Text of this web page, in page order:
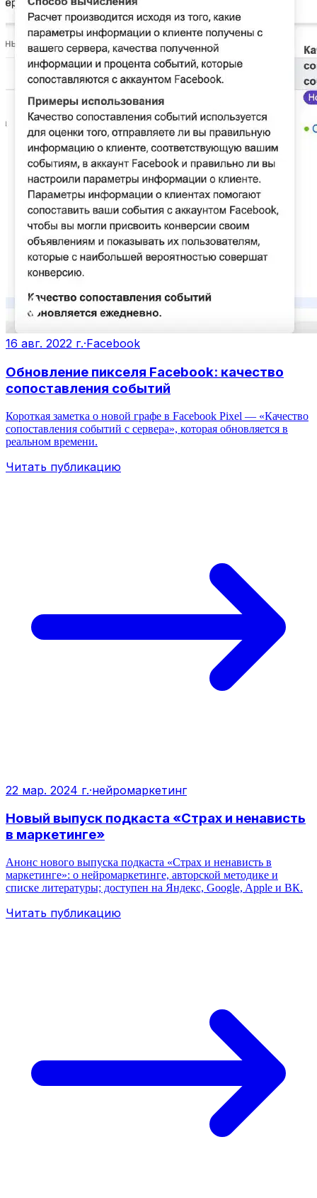
16 авг. 2022 г.·Facebook
Обновление пикселя Facebook: качество
сопоставления событий
Короткая заметка о новой графе в Facebook Pixel — «Качество
сопоставления событий с сервера», которая обновляется в
реальном времени.
Читать публикацию
22 мар. 2024 г.·нейромаркетинг
Новый выпуск подкаста «Страх и ненависть
в маркетинге»
Анонс нового выпуска подкаста «Страх и ненависть в
маркетинге»: о нейромаркетинге, авторской методике и
списке литературы; доступен на Яндекс, Google, Apple и ВК.
Читать публикацию